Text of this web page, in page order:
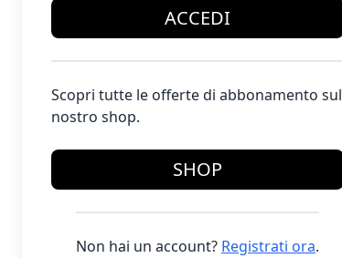
ACCEDI
Scopri tutte le offerte di abbonamento sul
nostro shop.
SHOP
Non hai un account? Registrati ora.